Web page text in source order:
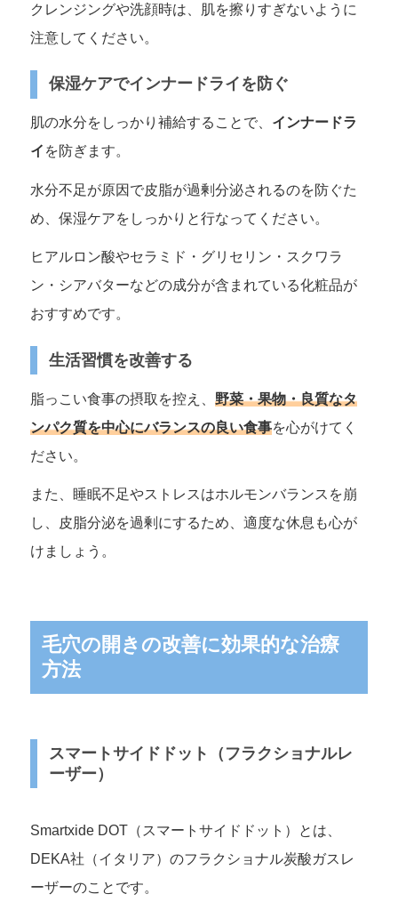
クレンジングや洗顔時は、肌を擦りすぎないように
注意してください。
保湿ケアでインナードライを防ぐ
肌の水分をしっかり補給することで、 インナードラ
イ を防ぎます。
水分不足が原因で皮脂が過剰分泌されるのを防ぐた
め、保湿ケアをしっかりと行なってください。
ヒアルロン酸やセラミド・グリセリン・スクワラ
ン・シアバターなどの成分が含まれている化粧品が
おすすめです。
生活習慣を改善する
脂っこい食事の摂取を控え、 野菜・果物・良質なタ
ンパク質を中心にバランスの良い食事を心がけてく
ださい。
また、睡眠不足やストレスはホルモンバランスを崩
し、皮脂分泌を過剰にするため、適度な休息も心が
けましょう。
毛穴の開きの改善に効果的な治療
方法
スマートサイドドット（フラクショナルレ
ーザー）
Smartxide DOT（スマートサイドドット）とは、
DEKA社（イタリア）のフラクショナル炭酸ガスレ
ーザーのことです。